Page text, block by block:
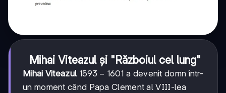
Mihai Viteazul și "Războiul cel lung"
Mihai Viteazul 1593-
1601
1593 − 1601 a devenit domn într-
un moment când Papa Clement al VIII-lea